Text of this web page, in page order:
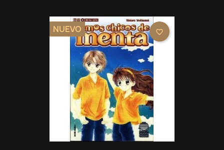
NUEVO favorite_border